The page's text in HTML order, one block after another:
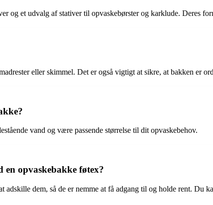
og et udvalg af stativer til opvaskebørster og karklude. Deres
eller skimmel. Det er også vigtigt at sikre, at bakken er
vand og være passende størrelse til dit opvaskebehov.
en opvaskebakke føtex?
dem, så de er nemme at få adgang til og holde rent. Du